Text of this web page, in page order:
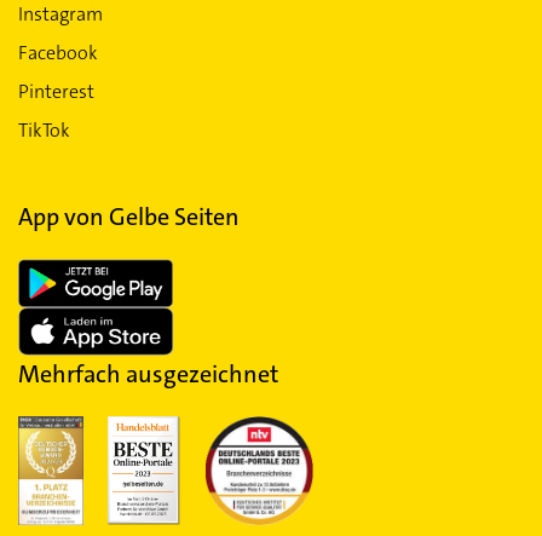
Instagram
Facebook
Pinterest
TikTok
App von Gelbe Seiten
Mehrfach ausgezeichnet